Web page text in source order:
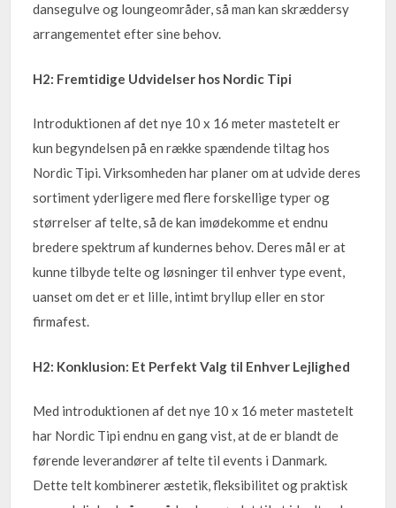
dansegulve og loungeområder, så man kan skræddersy
arrangementet efter sine behov.
H2: Fremtidige Udvidelser hos Nordic Tipi
Introduktionen af det nye 10 x 16 meter mastetelt er
kun begyndelsen på en række spændende tiltag hos
Nordic Tipi. Virksomheden har planer om at udvide deres
sortiment yderligere med flere forskellige typer og
størrelser af telte, så de kan imødekomme et endnu
bredere spektrum af kundernes behov. Deres mål er at
kunne tilbyde telte og løsninger til enhver type event,
uanset om det er et lille, intimt bryllup eller en stor
firmafest.
H2: Konklusion: Et Perfekt Valg til Enhver Lejlighed
Med introduktionen af det nye 10 x 16 meter mastetelt
har Nordic Tipi endnu en gang vist, at de er blandt de
førende leverandører af telte til events i Danmark.
Dette telt kombinerer æstetik, fleksibilitet og praktisk